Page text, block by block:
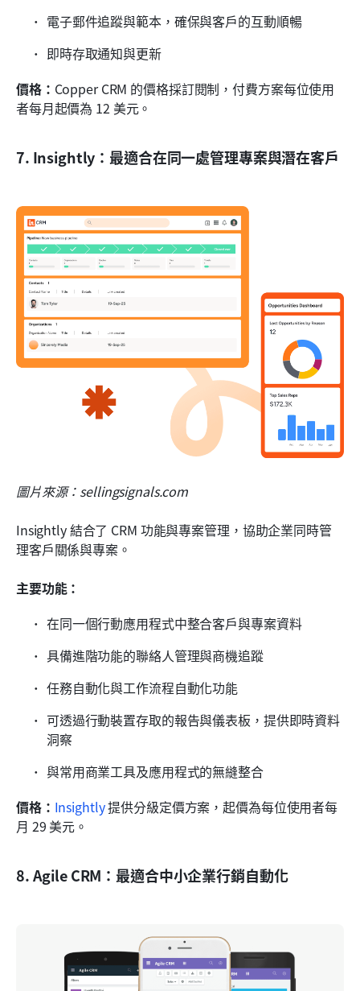
電子郵件追蹤與範本，確保與客戶的互動順暢
即時存取通知與更新
價格： Copper CRM 的價格採訂閱制，付費方案每位使用
者每月起價為 12 美元。
7. Insightly：最適合在同一處管理專案與潛在客戶
圖片來源：sellingsignals.com
Insightly 結合了 CRM 功能與專案管理，協助企業同時管
理客戶關係與專案。
主要功能：
在同一個行動應用程式中整合客戶與專案資料
具備進階功能的聯絡人管理與商機追蹤
任務自動化與工作流程自動化功能
可透過行動裝置存取的報告與儀表板，提供即時資料
洞察
與常用商業工具及應用程式的無縫整合
價格： Insightly 提供分級定價方案，起價為每位使用者每
月 29 美元。
8. Agile CRM：最適合中小企業行銷自動化